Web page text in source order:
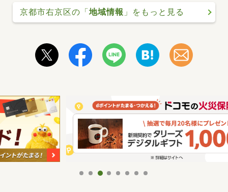
京都市右京区の「 地域情報 」をもっと見る